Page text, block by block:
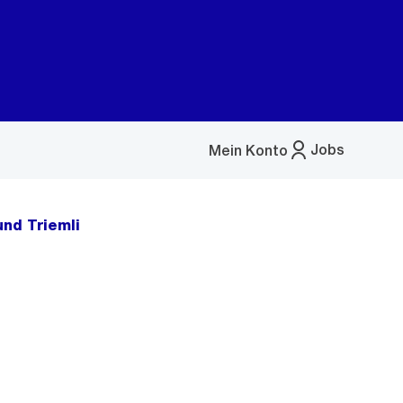
Jobs
Mein Konto
Menü
Triemli